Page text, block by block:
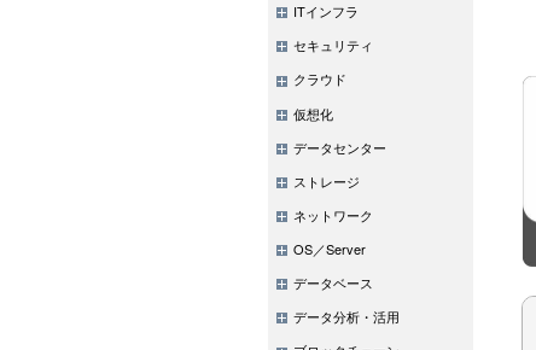
ITインフラ
セキュリティ
クラウド
仮想化
データセンター
ストレージ
ネットワーク
OS／Server
データベース
データ分析・活用